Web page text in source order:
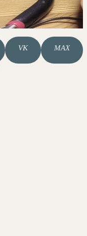
VK MAX